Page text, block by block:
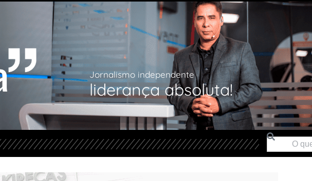
Jornalismo independente
liderança absoluta!